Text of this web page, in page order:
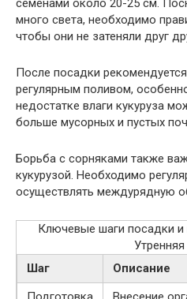
семенами около 20-25 см.
много света, необходимо
чтобы они не затеняли друг
После посадки
регулярным поливом,
недостатке влаги кукуруза
больше мусорных и пустых
Борьба с сорняками также
кукурузой. Необходимо
осуществлять междурядную
Ключевые шаги посадки
Шаг
Описание